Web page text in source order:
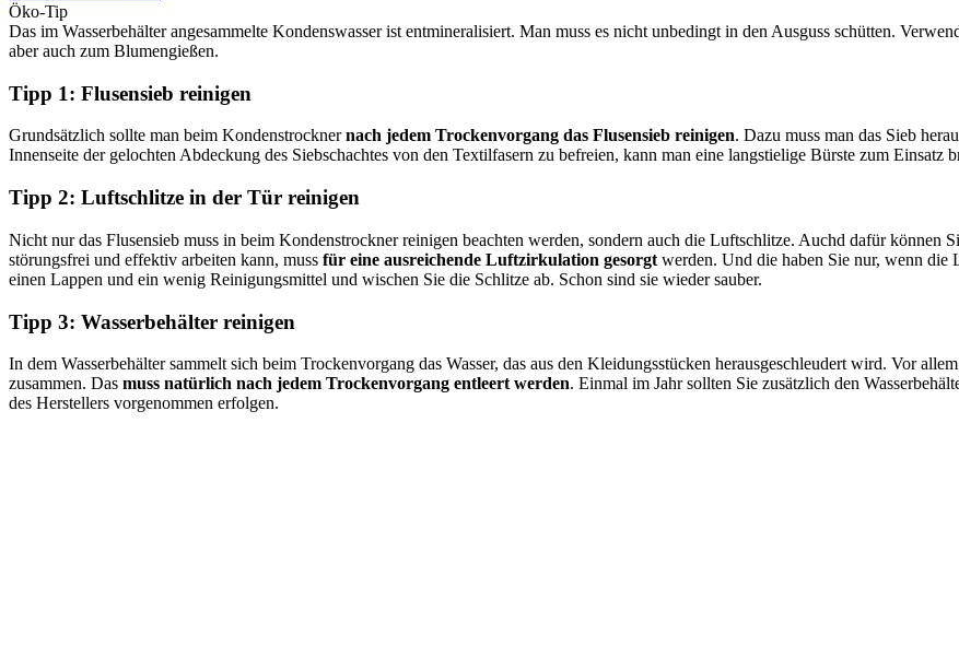
Öko-Tip
Das im Wasserbehälter angesammelte Kondenswasser ist entmineralisiert. Man muss es nicht unbedingt in den Ausguss schütten.
aber auch zum Blumengießen.
Tipp 1: Flusensieb reinigen
Grundsätzlich sollte man beim Kondenstrocknernach jedem Trockenvorgang das Flusensieb reinigen. Dazu muss man das Sieb
Innenseite der gelochten Abdeckung des Siebschachtes von den Textilfasern zu befreien, kann man eine langstielige Bürste zum Einsatz
Tipp 2: Luftschlitze in der Tür reinigen
Nicht nur das Flusensieb muss in beim Kondenstrockner reinigen beachten werden, sondern auch die Luftschlitze. Auchd dafür können
störungsfrei und effektiv arbeiten kann, muss für eine ausreichende Luftzirkulation gesorgt werden. Und die haben Sie nur, wenn die
einen Lappen und ein wenig Reinigungsmittel und wischen Sie die Schlitze ab. Schon sind sie wieder sauber.
Tipp 3: Wasserbehälter reinigen
In dem Wasserbehälter sammelt sich beim Trockenvorgang das Wasser, das aus den Kleidungsstücken herausgeschleudert wird. Vor
zusammen. Das muss natürlich nach jedem Trockenvorgang entleert werden. Einmal im Jahr sollten Sie zusätzlich den
des Herstellers vorgenommen erfolgen.